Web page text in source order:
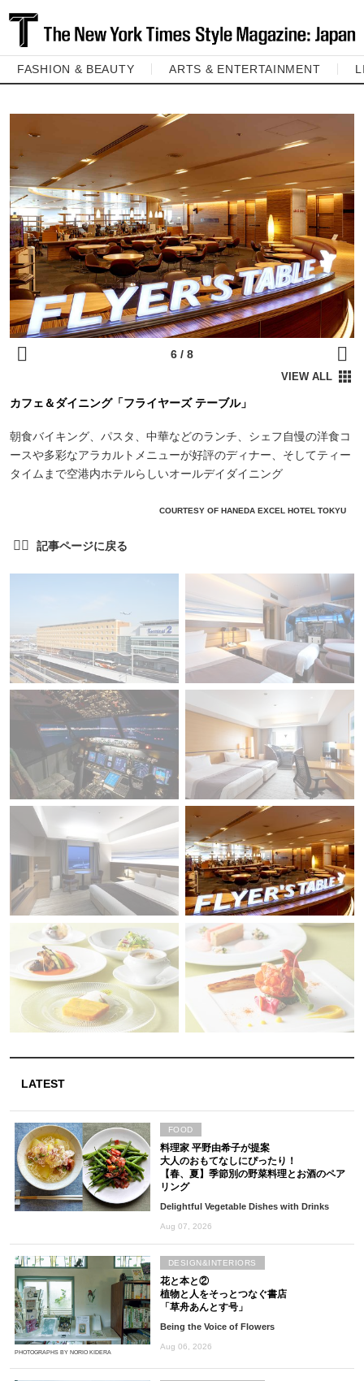
FASHION & BEAUTY ARTS & ENTERTAINMENT
カフェ＆ダイニング「フライヤーズ テーブル」
朝食バイキング、パスタ、中華などのランチ、シェフ自慢の洋食コ
ースや多彩なアラカルトメニューが好評のディナー、そしてティー
タイムまで空港内ホテルらしいオールデイダイニング
COURTESY OF HANEDA EXCEL HOTEL TOKYU
LATEST
料理家 平野由希子が提案
大人のおもてなしにぴったり！
【春、夏】季節別の野菜料理とお酒のペア
リング
Delightful Vegetable Dishes with Drinks
Aug 07, 2026
FOOD
PHOTOGRAPHS BY NORIO KIDERA
花と本と②
植物と人をそっとつなぐ書店
「草舟あんとす号」
Being the Voice of Flowers
Aug 06, 2026
DESIGN&INTERIORS